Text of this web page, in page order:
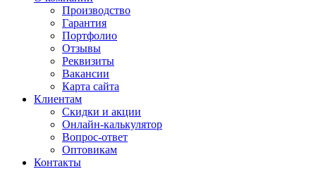
Производство
Гарантия
Портфолио
Отзывы
Реквизиты
Вакансии
Карта сайта
Клиентам
Скидки и акции
Онлайн-калькулятор
Вопрос-ответ
Оптовикам
Контакты